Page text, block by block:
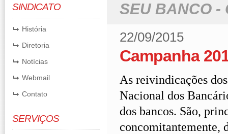
SINDICATO
História
Diretoria
Notícias
Webmail
Contato
SERVIÇOS
SEU BANCO -
22/09/2015
Campanha
As reivindicações
Nacional dos
dos bancos. São,
concomitantemente,